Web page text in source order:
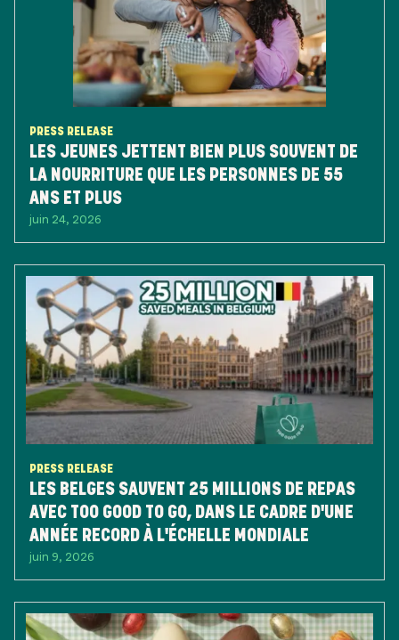
PRESS RELEASE
LES JEUNES JETTENT BIEN PLUS SOUVENT DE
LA NOURRITURE QUE LES PERSONNES DE 55
ANS ET PLUS
juin 24, 2026
PRESS RELEASE
LES BELGES SAUVENT 25 MILLIONS DE REPAS
AVEC TOO GOOD TO GO, DANS LE CADRE D'UNE
ANNÉE RECORD À L'ÉCHELLE MONDIALE
juin 9, 2026